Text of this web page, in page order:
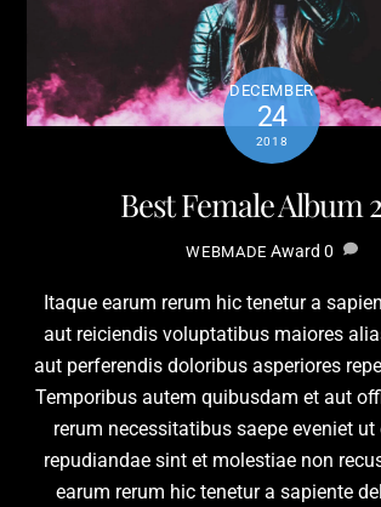
DECEMBER
24
2018
Best Female Album
WEBMADE Award 0
Itaque earum rerum hic tenetur a
aut reiciendis voluptatibus maiores
aut perferendis doloribus asperiores
Temporibus autem quibusdam et aut
rerum necessitatibus saepe eveniet
repudiandae sint et molestiae non
earum rerum hic tenetur a sapiente